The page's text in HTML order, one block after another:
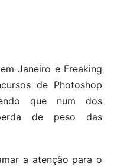
Janeiro e Freaking
de Photoshop
que num dos
de peso das
a atenção para o